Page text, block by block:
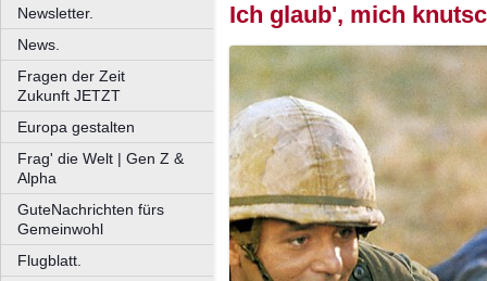
Newsletter.
News.
Fragen der Zeit
Zukunft JETZT
Europa gestalten
Frag' die Welt | Gen Z &
Alpha
GuteNachrichten fürs
Gemeinwohl
Flugblatt.
Ich glaub', mich